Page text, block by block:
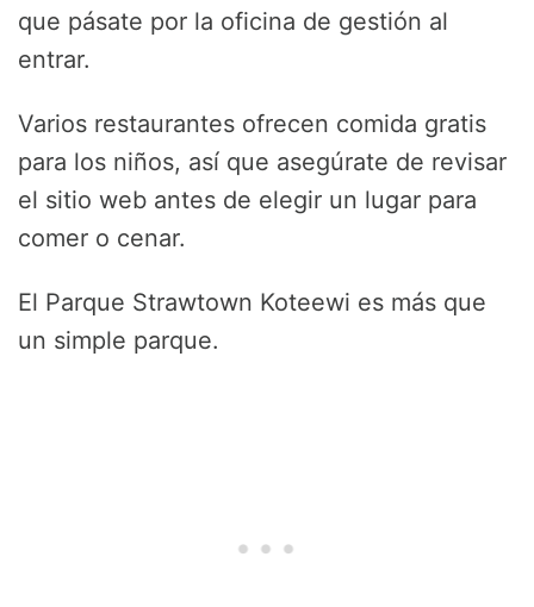
que pásate por la oficina de gestión al
entrar.
Varios restaurantes ofrecen comida gratis
para los niños, así que asegúrate de revisar
el sitio web antes de elegir un lugar para
comer o cenar.
El Parque Strawtown Koteewi es más que
un simple parque.